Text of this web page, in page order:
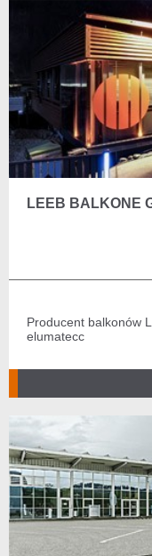
LEEB BALKONE
Producent balkonów
elumatecc